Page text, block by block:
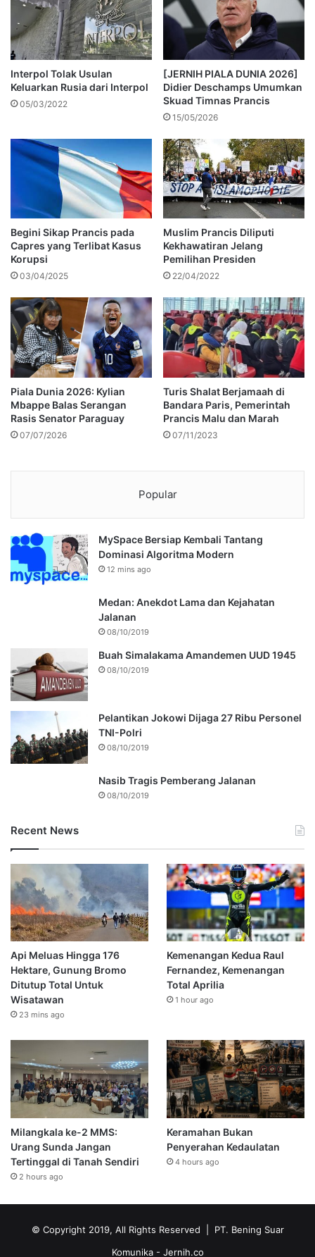
Interpol Tolak Usulan
Keluarkan Rusia dari Interpol
05/03/2022
[JERNIH PIALA DUNIA 2026]
Didier Deschamps Umumkan
Skuad Timnas Prancis
15/05/2026
Begini Sikap Prancis pada
Capres yang Terlibat Kasus
Korupsi
03/04/2025
Muslim Prancis Diliputi
Kekhawatiran Jelang
Pemilihan Presiden
22/04/2022
Piala Dunia 2026: Kylian
Mbappe Balas Serangan
Rasis Senator Paraguay
07/07/2026
Turis Shalat Berjamaah di
Bandara Paris, Pemerintah
Prancis Malu dan Marah
07/11/2023
Popular
MySpace Bersiap Kembali Tantang
Dominasi Algoritma Modern
12 mins ago
Medan: Anekdot Lama dan Kejahatan
Jalanan
08/10/2019
Buah Simalakama Amandemen UUD 1945
08/10/2019
Pelantikan Jokowi Dijaga 27 Ribu Personel
TNI-Polri
08/10/2019
Nasib Tragis Pemberang Jalanan
08/10/2019
Recent News
Api Meluas Hingga 176
Hektare, Gunung Bromo
Ditutup Total Untuk
Wisatawan
23 mins ago
Kemenangan Kedua Raul
Fernandez, Kemenangan
Total Aprilia
1 hour ago
Milangkala ke-2 MMS:
Urang Sunda Jangan
Tertinggal di Tanah Sendiri
2 hours ago
Keramahan Bukan
Penyerahan Kedaulatan
4 hours ago
© Copyright 2019, All Rights Reserved | PT. Bening Suar
Komunika - Jernih.co